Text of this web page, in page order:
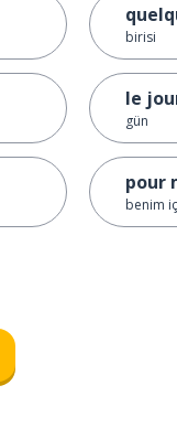
birisi
le
gün
pour
benim